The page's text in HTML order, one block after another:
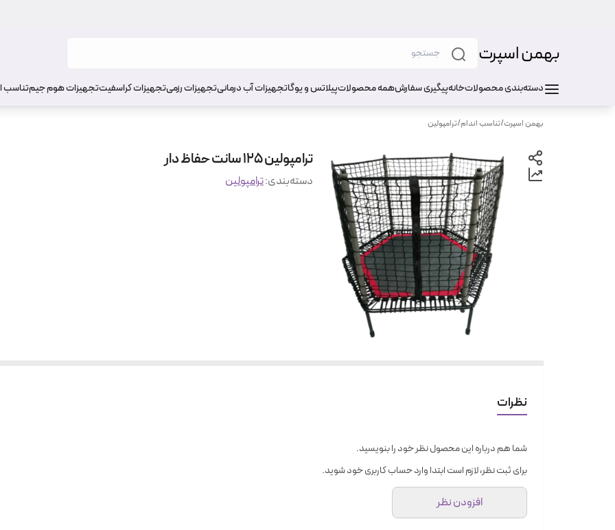
بهمن اسپرت
دسته‌بندی محصولاتخانهپیگیری سفارشهمه محصولاتپیلاتس و یوگاتجهیزات آب درمانیتجهیزات رزمیتجهیزات کراسفیتتجهیزات هوم جیمتناسب
بهمن اسپرت/تناسب اندام/ترامپولین
ترامپولین 125 سانت حفاظ دار
دسته‌بندی:ترامپولین
نظرات
شما هم درباره این محصول نظر خود را بنویسید.
برای ثبت نظر، لازم است ابتدا وارد حساب کاربری خود شوید.
افزودن نظر